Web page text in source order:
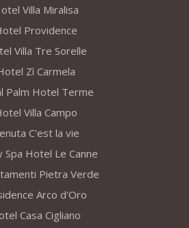
Villa Miralisa
Providence
Villa Tre Sorelle
Zì Carmela
Palm Hotel Terme
Villa Campo
C'est la vie
Spa Hotel Le Canne
Pietra Verde
Arco d'Oro
Casa Cigliano